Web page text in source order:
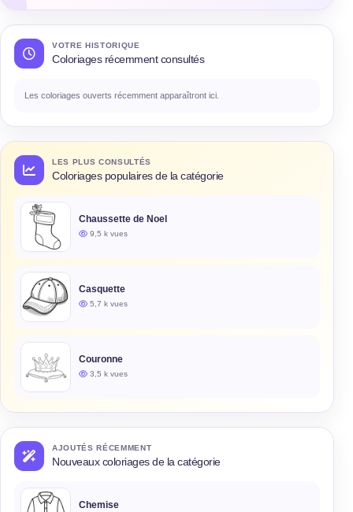
VOTRE HISTORIQUE
Coloriages récemment consultés
Les coloriages ouverts récemment apparaîtront ici.
LES PLUS CONSULTÉS
Coloriages populaires de la catégorie
Chaussette de Noel
9,5 k vues
Casquette
5,7 k vues
Couronne
3,5 k vues
AJOUTÉS RÉCEMMENT
Nouveaux coloriages de la catégorie
Chemise